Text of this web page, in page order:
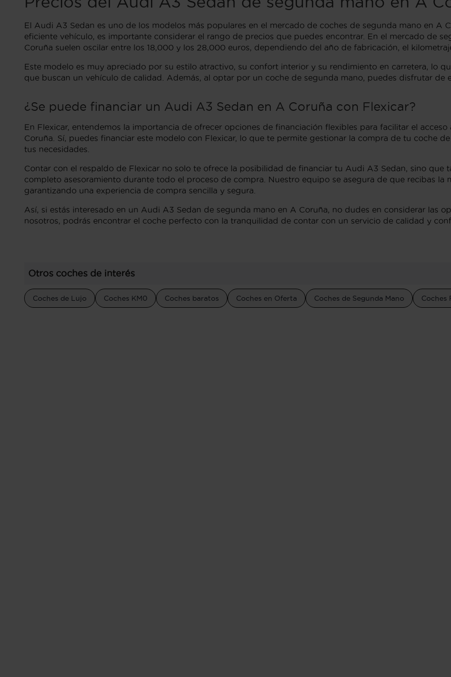
El Audi A3 Sedan es uno de los modelos más populares en el mercado de coches de segunda mano en A
eficiente vehículo, es importante considerar el rango de precios que puedes encontrar. En el mercado de
Coruña suelen oscilar entre los 18,000 y los 28,000 euros, dependiendo del año de fabricación, el
Este modelo es muy apreciado por su estilo atractivo, su confort interior y su rendimiento en carretera, lo
que buscan un vehículo de calidad. Además, al optar por un coche de segunda mano, puedes disfrutar de
¿Se puede financiar un Audi A3 Sedan en A Coruña con Flexicar?
En Flexicar, entendemos la importancia de ofrecer opciones de financiación flexibles para facilitar el
Coruña. Sí, puedes financiar este modelo con Flexicar, lo que te permite gestionar la compra de tu coche
tus necesidades.
Contar con el respaldo de Flexicar no solo te ofrece la posibilidad de financiar tu Audi A3 Sedan, sino que
completo asesoramiento durante todo el proceso de compra. Nuestro equipo se asegura de que recibas
garantizando una experiencia de compra sencilla y segura.
Así, si estás interesado en un Audi A3 Sedan de segunda mano en A Coruña, no dudes en considerar las
nosotros, podrás encontrar el coche perfecto con la tranquilidad de contar con un servicio de calidad y
Otros coches de interés
Coches de Lujo Coches KM0 Coches baratos Coches en Oferta Coches de Segunda Mano Coches